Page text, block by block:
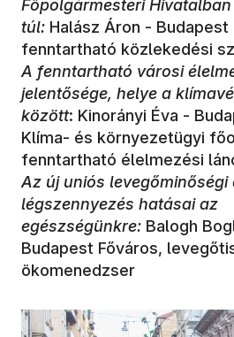
Főpolgármesteri
túl: Halász Áron - Budapest
fenntartható közlekedési
A fenntartható városi
jelentősége, helye a
között: Kinorányi Éva -
Klíma- és környezetügyi
fenntartható élelmezési
Az új uniós levegőminőségi
légszennyezés hatásai az
egészségünkre: Balogh
Budapest Főváros,
ökomenedzser